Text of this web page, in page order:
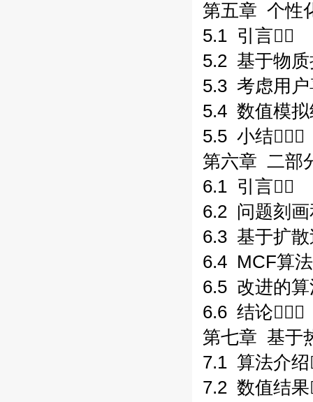
第五章 个性
5.1 引言
5.2 基于物
5.3 考虑用
5.4 数值模
5.5 小结
第六章 二部
6.1 引言
6.2 问题刻
6.3 基于扩
6.4 MCF算
6.5 改进的
6.6 结论
第七章 基于
7.1 算法介
7.2 数值结